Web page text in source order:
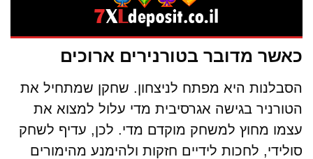
כאשר מדובר בטורנירים ארוכים
הסבלנות היא מפתח לניצחון. שחקן שמתחיל את
הטורניר בגישה אגרסיבית מדי עלול למצוא את
עצמו מחוץ למשחק מוקדם מדי. לכן, עדיף לשחק
סולידי, לחכות לידיים חזקות ולהימנע מהימורים